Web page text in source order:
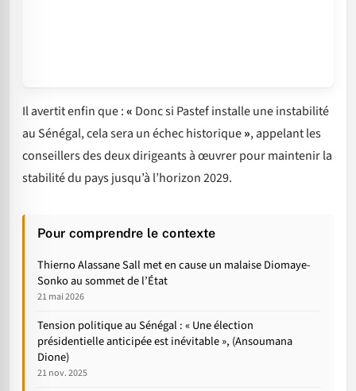
Il avertit enfin que :« Donc si Pastef installe une instabilité
au Sénégal, cela sera un échec historique», appelant les
conseillers des deux dirigeants à œuvrer pour maintenir la
stabilité du pays jusqu’à l’horizon 2029.
Pour comprendre le contexte
Thierno Alassane Sall met en cause un malaise Diomaye-
Sonko au sommet de l’État
21 mai 2026
Tension politique au Sénégal : « Une élection
présidentielle anticipée est inévitable », (Ansoumana
Dione)
21 nov. 2025